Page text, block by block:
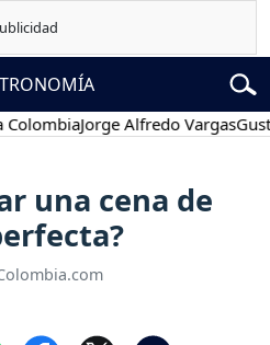
Jorge Alfredo VargasGustavo
una cena de